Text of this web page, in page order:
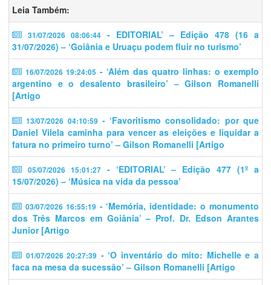
Leia Também:
31/07/2026 08:06:44 - EDITORIAL’ – Edição 478 (16 a
31/07/2026) – ‘Goiânia e Uruaçu podem fluir no turismo’
16/07/2026 19:24:05 - ‘Além das quatro linhas: o exemplo
argentino e o desalento brasileiro’ – Gilson Romanelli
[Artigo
13/07/2026 04:10:59 - ‘​​Favoritismo consolidado: por que
Daniel Vilela caminha para vencer as eleições e liquidar a
fatura no primeiro turno’ – Gilson Romanelli [Artigo
05/07/2026 15:01:27- ‘EDITORIAL’ – Edição 477 (1º a
15/07/2026) – ‘Música na vida da pessoa’
03/07/2026 16:55:19 - ‘Memória, identidade: o monumento
dos Três Marcos em Goiânia’ – Prof. Dr. Edson Arantes
Junior [Artigo
01/07/2026 20:27:39 - ‘O inventário do mito: Michelle e a
faca na mesa da sucessão’ – Gilson Romanelli [Artigo